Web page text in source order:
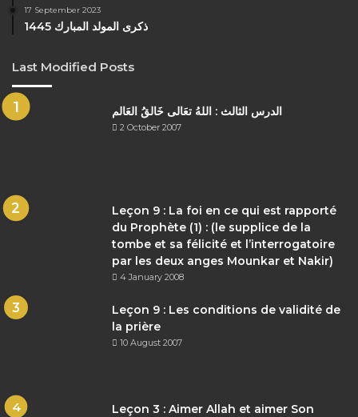
17 September 2023
ذكرى المولد المبارك 1445
Last Modified Posts
الدرس الثالث : اللهُ تعَالى خَالقُ العَالم
2 October 2007
Leçon 9 : La foi en ce qui est rapporté
du Prophète (1) : (le supplice de la
tombe et sa félicité et l’interrogatoire
par les deux anges Mounkar et Nakir)
4 January 2008
Leçon 9 : Les conditions de validité de
la prière
10 August 2007
Leçon 3 : Aimer Allah et aimer Son